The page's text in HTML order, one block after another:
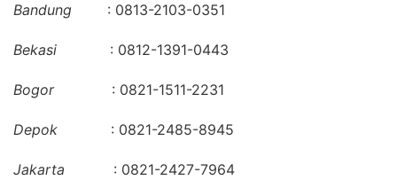
Bandung : 0813-2103-0351
Bekasi : 0812-1391-0443
Bogor : 0821-1511-2231
Depok : 0821-2485-8945
Jakarta : 0821-2427-7964